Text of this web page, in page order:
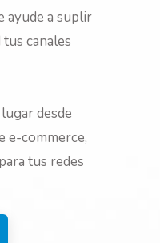
ayude a suplir
canales
desde
e-commerce,
tus redes